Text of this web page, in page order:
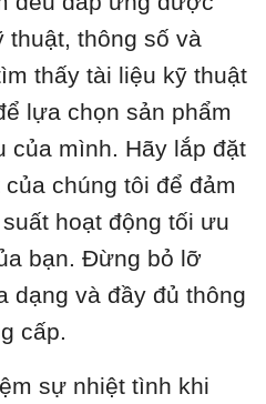
thuật, thông số và
thấy tài liệu kỹ thuật
lựa chọn sản phẩm
của mình. Hãy lắp đặt
chúng tôi để đảm
hoạt động tối ưu
bạn. Đừng bỏ lỡ
dạng và đầy đủ thông
cấp.
sự nhiệt tình khi